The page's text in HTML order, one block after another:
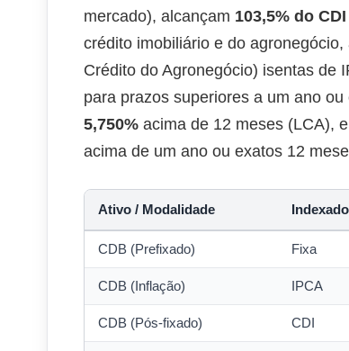
mercado), alcançam 103,5% do CDI
crédito imobiliário e do
Crédito do Agronegócio) isentas de
para prazos superiores a um ano
5,750% acima de 12 meses (LCA),
acima de um ano ou exatos 12
Ativo / Modalidade
CDB (Prefixado) Fixa
CDB (Inflação) IPCA
CDB (Pós-fixado) CDI